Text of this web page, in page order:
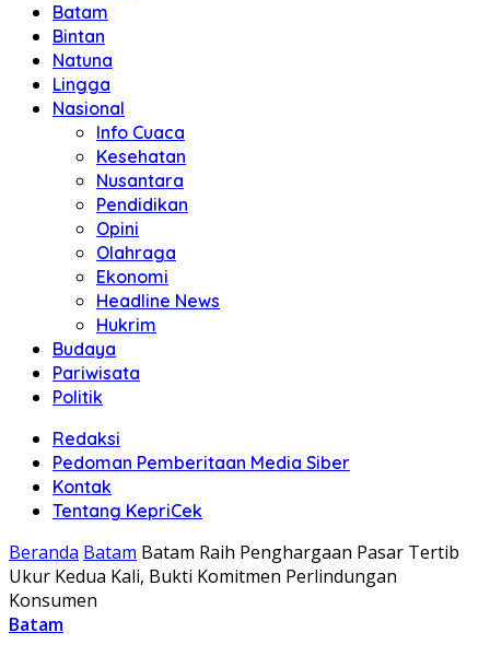
Batam
Bintan
Natuna
Lingga
Nasional
Info Cuaca
Kesehatan
Nusantara
Pendidikan
Opini
Olahraga
Ekonomi
Headline News
Hukrim
Budaya
Pariwisata
Politik
Redaksi
Pedoman Pemberitaan Media Siber
Kontak
Tentang KepriCek
Beranda Batam Batam Raih Penghargaan Pasar Tertib
Ukur Kedua Kali, Bukti Komitmen Perlindungan
Konsumen
Batam